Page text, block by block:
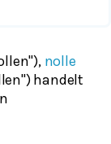
, nolle
handelt